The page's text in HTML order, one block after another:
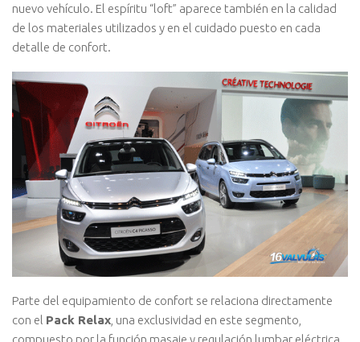
nuevo vehículo. El espíritu “loft” aparece también en la calidad
de los materiales utilizados y en el cuidado puesto en cada
detalle de confort.
Parte del equipamiento de confort se relaciona directamente
con el Pack Relax , una exclusividad en este segmento,
compuesto por la función masaje y regulación lumbar eléctrica